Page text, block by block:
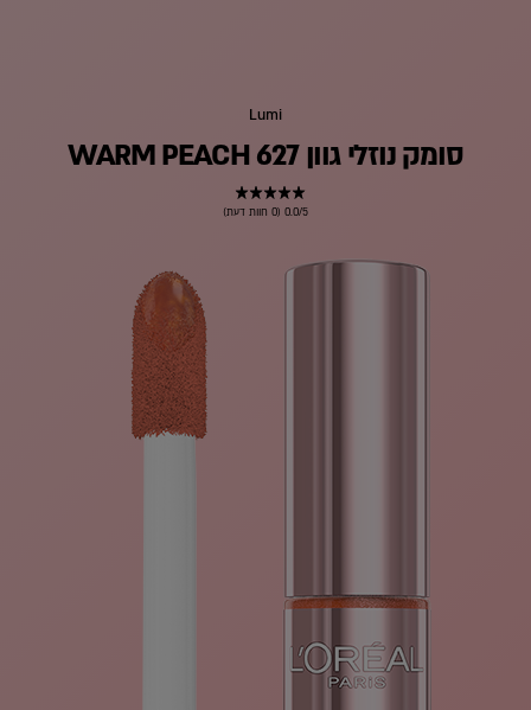
Lumi
סומק נוזלי גוון 627 WARM PEACH
0.0/5 (0 חוות דעת)